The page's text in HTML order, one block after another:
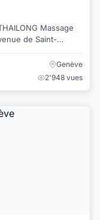
Genève
2'948 vues